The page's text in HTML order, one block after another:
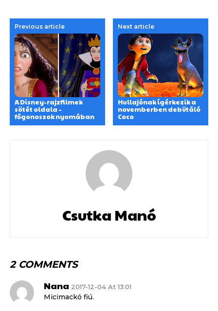
Previous article
A Disney-rajzfilmek
sötét oldala –
főgonoszok nyomában
Next article
Hullajónak ígérkezik a
novemberben debütáló
Coco
Csutka Manó
2 COMMENTS
Nana 2017-12-04 At 13:01
Micimackó fiú.